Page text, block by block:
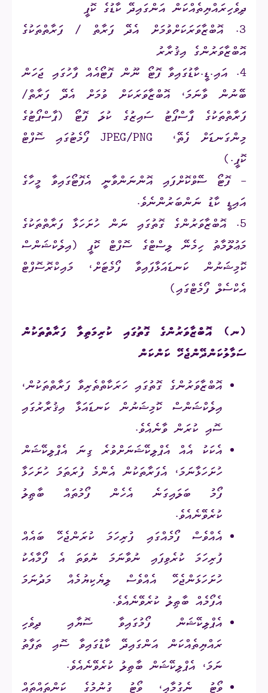
ދިވެހިރައްޔިތެއްކަން އަންގައިދޭ ކާޑުގެ ކޮޕީ
3. އޮބްޒާވަރަކަށްވުމަށް އެދޭ ފަރާތް / ފަރާތްތަކުގެ
އޮބްޒާވަރުންގެ އިޤުރާރު
4. އައި.ޑީ.ކާޑުގައިވާ ފޮޓޯ ނޫން ފޮޓޯއެއް ފާހުގައި ޖަހަން
ބޭނުން ވާނަމަ، އޮބްޒާވަރަކަށް ވުމަށް އެދޭ ފަރާތް/
ފަރާތްތަކުގެ ޕާސްޕޯޓު ސައިޒުގެ ކުލަ ފޮޓޯ (ޕާސްޕޯޓުގެ
މިންގަނޑަށް ފެތޭ، JPEG/PNG ފޯމެޓުގައި ސޮފްޓް
ކޮޕީ.)
- ފޮޓޯ ސޭވްކޮށްފައި އޮންނަންވާނީ އެފޮޓޯގައިވާ މީހާގެ
އައިޑީ ކާޑު ނަންބަރުންނެވެ.
5. އޮބްޒާވަރުންގެ ގޮތުގައި ނަން ހުށަހަޅާ ފަރާތްތަކުގެ
މަޢުލޫމާތު ހިމެނޭ ލިސްޓްގެ ސޮފްޓް ކޮޕީ (އިލެކްޝަންސް
ކޮމިޝަނުން ކަނޑައަޅާފައިވާ ފޯމެޓަށް، މައިކްރޮސޮފްޓް
އެކްސެލް ފޯމެޓްގައި)
(ނ) އޮބްޒާވަރުންގެ ގޮތުގައި ކުރިމަތިލާ ފަރާތްތަކުން
ސަމާލުކަންދޭންޖެހޭ ކަންކަން
އޮބްޒާވަރުންގެ ގޮތުގައި ހަރަކާތްތެރިވާ ފަރާތްތަކުން،
އިލެކްޝަންސް ކޮމިޝަނުން ކަނޑައަޅާ އިޤުރާރުގައި
ސޮއި ކުރަން ވާނެއެވެ.
އެކަކު އެއް އެޕްލިކޭޝަނަށްވުރެ ގިނަ އެޕްލިކޭޝަން
ހުށަހަޅާނަމަ، އެފަރާތަކުން އެންމެ ފުރަތަމަ ހުށަހަޅާ
ފޯމު ބަލައިގަނެ އެހެން ފޯމުތައް ބާޠިލު
ކުރެވޭނެއެވެ.
އެއްވެސް ފޯމެއްގައި ފުރިހަމަ ކުރަންޖެހޭ ބައެއް
ފުރިހަމަ ކުރެވިފައި ނުވާނަމަ ނުވަތަ އެ ފޯމާއެކު
ހުށަހަޅަންޖެހޭ އެއްވެސް ލިޔެކިޔުމެއް މަދުނަމަ
އެފޯމެއް ބާޠިލު ކުރެވޭނެއެވެ.
އެޕްލިކޭޝަން ފޯމުގައިވާ ސޮޔާއި ދިވެހި
ރައްޔިތެއްކަން އަންގައިދޭ ކާޑުގައިވާ ސޮއި ތަފާތު
ނަމަ، އެޕްލިކޭޝަން ބާޠިލު ކުރެވޭނެއެވެ.
ވޯޓު ނެގުމާއި، ވޯޓު ގުނުމުގެ ކަންތައްތައް